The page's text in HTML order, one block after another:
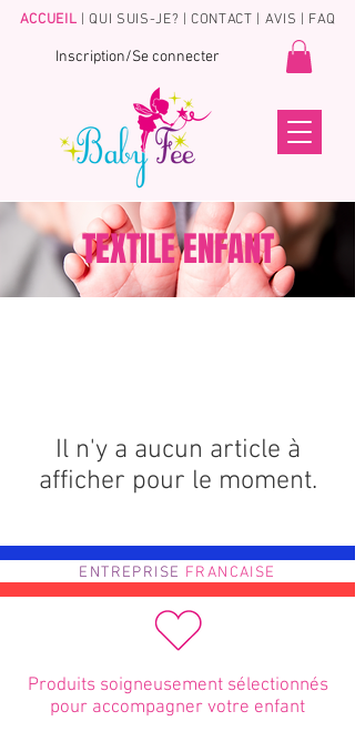
ACCUEIL |QUI SUIS-JE? |CONTACT AVIS FAQ
Inscription/Se connecter
TEXTILE ENFANT
Il n'y a aucun article à
afficher pour le moment.
ENTREPRISE FRANCAISE
Produits soigneusement sélectionnés
pour accompagner votre enfant